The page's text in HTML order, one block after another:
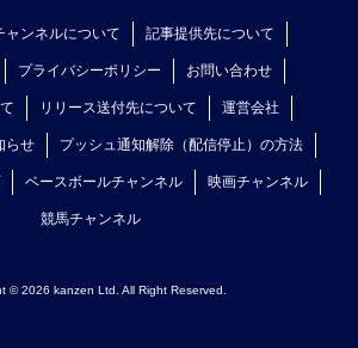
ャンネルについて 記事提供先について
プライバシーポリシー お問い合わせ
リリース送付先について 運営会社
らせ プッシュ通知解除（配信停止）の方法
ベースボールチャンネル 映画チャンネル
競馬チャンネル
© 2026 kanzen Ltd. All Right Reserved.